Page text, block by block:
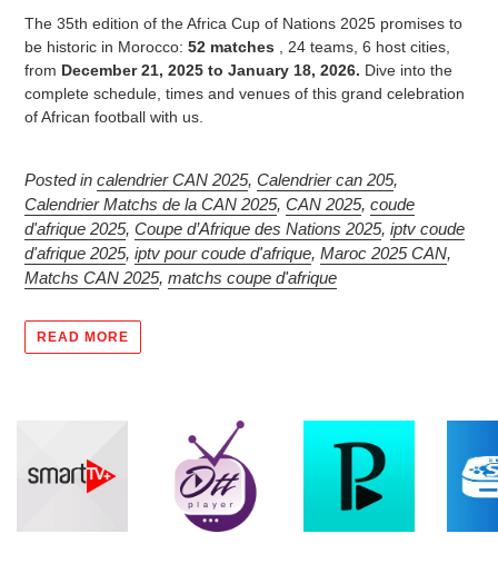
The 35th edition of the Africa Cup of Nations 2025 promises to
be historic in Morocco: 52 matches , 24 teams, 6 host cities,
from December 21, 2025 to January 18, 2026. Dive into the
complete schedule, times and venues of this grand celebration
of African football with us.
Posted in calendrier CAN 2025, Calendrier can 205,
Calendrier Matchs de la CAN 2025, CAN 2025, coude
d'afrique 2025, Coupe d’Afrique des Nations 2025, iptv coude
d'afrique 2025, iptv pour coude d'afrique, Maroc 2025 CAN,
Matchs CAN 2025, matchs coupe d'afrique
READ MORE